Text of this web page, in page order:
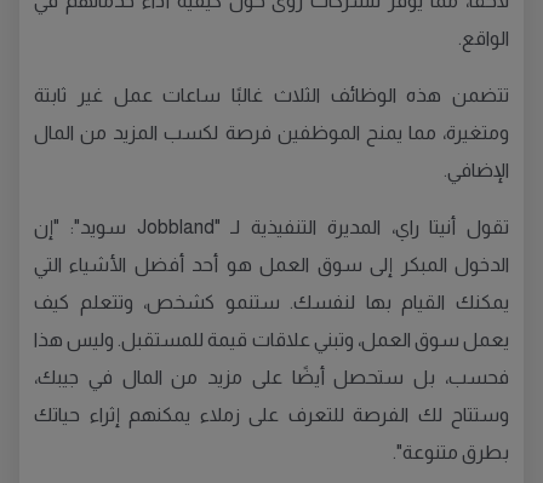
الواقع.
تتضمن هذه الوظائف الثلاث غالبًا ساعات عمل غير ثابتة
ومتغيرة، مما يمنح الموظفين فرصة لكسب المزيد من المال
الإضافي.
تقول أنيتا راي، المديرة التنفيذية لـ "Jobbland سويد": "إن
الدخول المبكر إلى سوق العمل هو أحد أفضل الأشياء التي
يمكنك القيام بها لنفسك. ستنمو كشخص، وتتعلم كيف
يعمل سوق العمل، وتبني علاقات قيمة للمستقبل. وليس هذا
فحسب، بل ستحصل أيضًا على مزيد من المال في جيبك،
وستتاح لك الفرصة للتعرف على زملاء يمكنهم إثراء حياتك
بطرق متنوعة".